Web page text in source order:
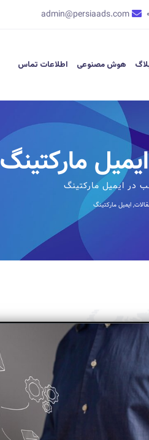
admin@persiaads.com
هوش مصنوعی اطلاعات تماس
مارکتینگ
در ایمیل مارکتینگ
,ایمیل مارکتینگ